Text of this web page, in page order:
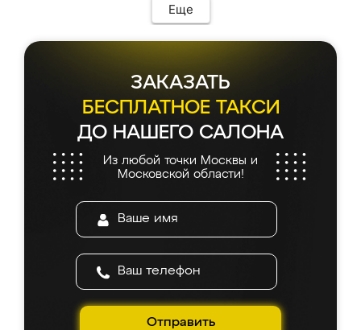
Еще
ЗАКАЗАТЬ
БЕСПЛАТНОЕ ТАКСИ
ДО НАШЕГО САЛОНА
Из любой точки Москвы и
Московской области!
Отправить